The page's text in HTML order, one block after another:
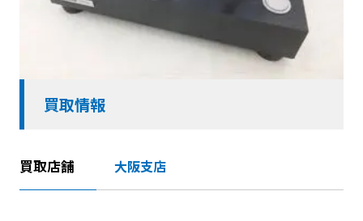
買取情報
買取店舗 大阪支店